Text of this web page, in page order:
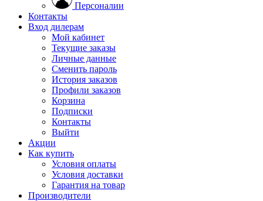
Персоналии
Контакты
Вход дилерам
Мой кабинет
Текущие заказы
Личные данные
Сменить пароль
История заказов
Профили заказов
Корзина
Подписки
Контакты
Выйти
Акции
Как купить
Условия оплаты
Условия доставки
Гарантия на товар
Производители